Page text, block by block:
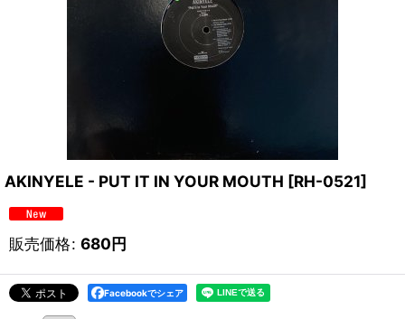
AKINYELE - PUT IT IN YOUR MOUTH [RH-0521]
販売価格: 680円
Facebookでシェア